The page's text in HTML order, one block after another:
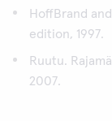
HoffBrand
edition, 1997.
Ruutu.
2007.